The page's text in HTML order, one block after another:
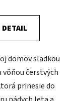
DETAIL
domov sladkou
vôňou čerstvých
prinesie do